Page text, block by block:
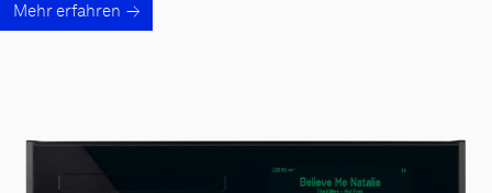
Mehr erfahren